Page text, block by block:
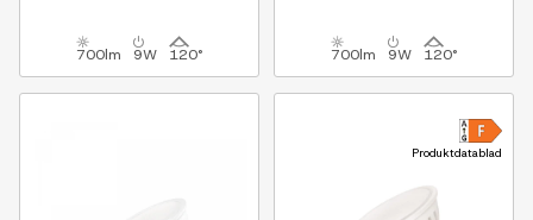
700lm 9W 120° 700lm 9W 120°
Produktdatablad